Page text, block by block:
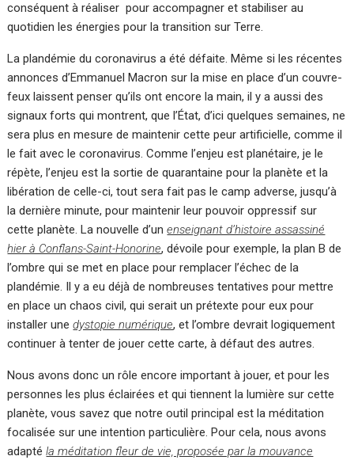
conséquent à réaliser pour accompagner et stabiliser au
quotidien les énergies pour la transition sur Terre.
La plandémie du coronavirus a été défaite. Même si les récentes
annonces d’Emmanuel Macron sur la mise en place d’un couvre-
feux laissent penser qu’ils ont encore la main, il y a aussi des
signaux forts qui montrent, que l’État, d’ici quelques semaines, ne
sera plus en mesure de maintenir cette peur artificielle, comme il
le fait avec le coronavirus. Comme l’enjeu est planétaire, je le
répète, l’enjeu est la sortie de quarantaine pour la planète et la
libération de celle-ci, tout sera fait pas le camp adverse, jusqu’à
la dernière minute, pour maintenir leur pouvoir oppressif sur
cette planète. La nouvelle d’unenseignant d’histoire assassiné
hier à Conflans-Saint-Honorine, dévoile pour exemple, la plan B de
l’ombre qui se met en place pour remplacer l’échec de la
plandémie. Il y a eu déjà de nombreuses tentatives pour mettre
en place un chaos civil, qui serait un prétexte pour eux pour
installer unedystopie numérique, et l’ombre devrait logiquement
continuer à tenter de jouer cette carte, à défaut des autres.
Nous avons donc un rôle encore important à jouer, et pour les
personnes les plus éclairées et qui tiennent la lumière sur cette
planète, vous savez que notre outil principal est la méditation
focalisée sur une intention particulière. Pour cela, nous avons
adaptéla méditation fleur de vie, proposée par la mouvance